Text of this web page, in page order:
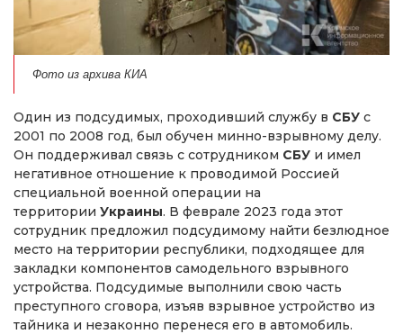
Фото из архива КИА
Один из подсудимых, проходивший службу в СБУ с
2001 по 2008 год, был обучен минно-взрывному делу.
Он поддерживал связь с сотрудником СБУ и имел
негативное отношение к проводимой Россией
специальной военной операции на
территории Украины. В феврале 2023 года этот
сотрудник предложил подсудимому найти безлюдное
место на территории республики, подходящее для
закладки компонентов самодельного взрывного
устройства. Подсудимые выполнили свою часть
преступного сговора, изъяв взрывное устройство из
тайника и незаконно перенеся его в автомобиль.